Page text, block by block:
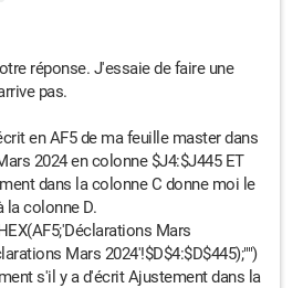
réponse. J'essaie de faire une
pas.
en AF5 de ma feuille master dans
2024 en colonne $J4:$J445 ET
dans la colonne C donne moi le
la colonne D.
Mars
Mars 2024'!$D$4:$D$445);"")
s'il y a d'écrit Ajustement dans la